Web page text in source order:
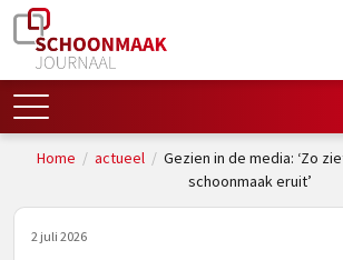
Home / actueel/ Gezien in de media: ‘Zo
schoonmaak eruit’
2 juli 2026